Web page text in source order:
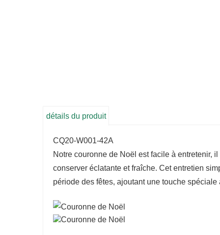
détails du produit
CQ20-W001-42A
Notre couronne de Noël est facile à entretenir,
conserver éclatante et fraîche. Cet entretien
période des fêtes, ajoutant une touche spéciale